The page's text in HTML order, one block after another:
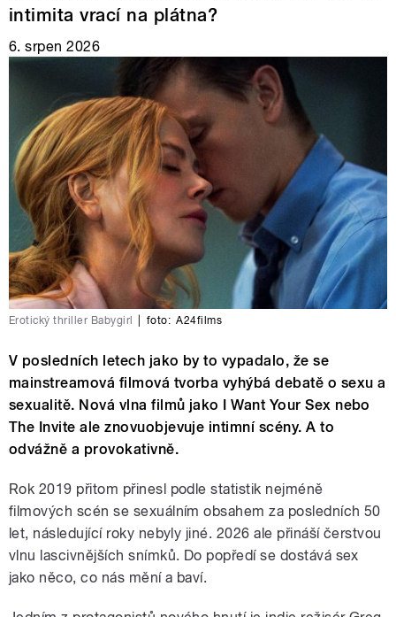
intimita vrací na plátna?
6. srpen 2026
Erotický thriller Babygirl foto: A24films
V posledních letech jako by to vypadalo, že se
mainstreamová filmová tvorba vyhýbá debatě o sexu a
sexualitě. Nová vlna filmů jako I Want Your Sex nebo
The Invite ale znovuobjevuje intimní scény. A to
odvážně a provokativně.
Rok 2019 přitom přinesl podle statistik nejméně
filmových scén se sexuálním obsahem za posledních 50
let, následující roky nebyly jiné. 2026 ale přináší čerstvou
vlnu lascivnějších snímků. Do popředí se dostává sex
jako něco, co nás mění a baví.